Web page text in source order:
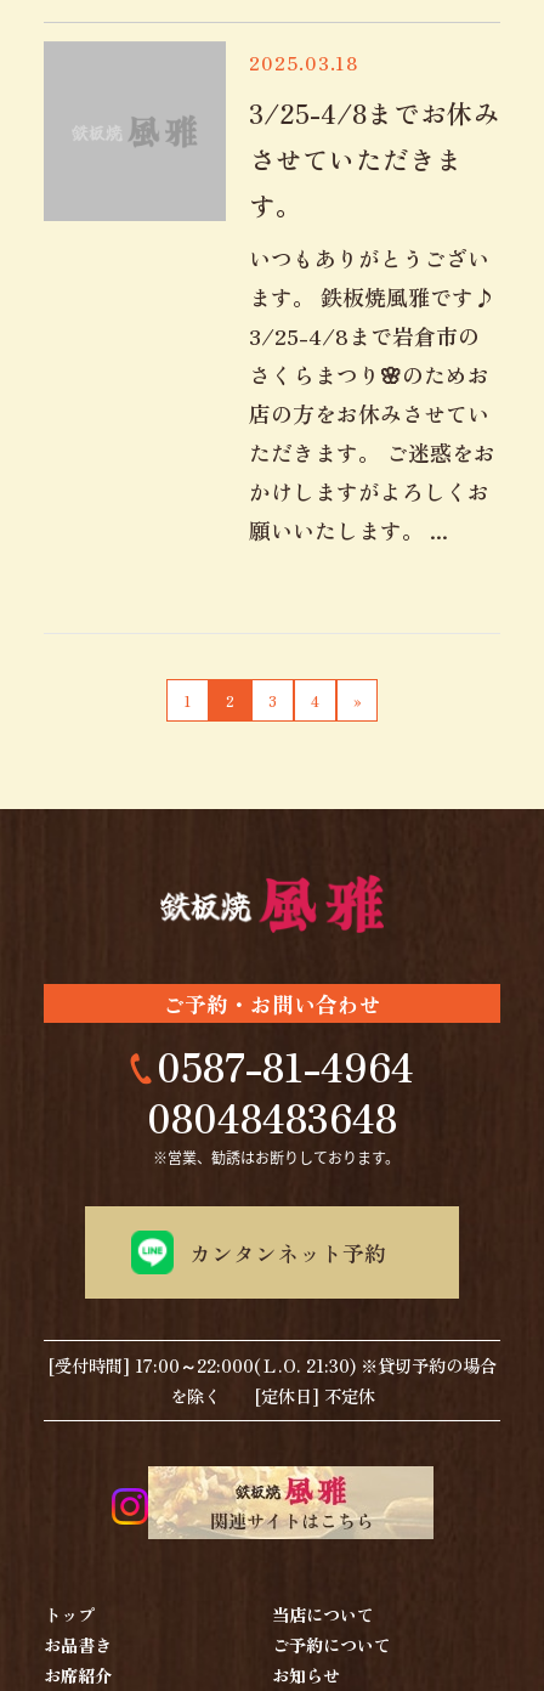
2025.03.18
3/25-4/8までお休み
させていただきま
す。
いつもありがとうござい
ます。 鉄板焼風雅です♪
3/25-4/8まで岩倉市の
さくらまつり🌸のためお
店の方をお休みさせてい
ただきます。 ご迷惑をお
かけしますがよろしくお
願いいたします。 ...
1 2 3 4 »
ご予約・お問い合わせ
0587-81-4964
08048483648
カンタンネット予約
[受付時間] 17:00～22:000(Ｌ.O. 21:30) ※貸切予約の場合
を除く [定休日] 不定休
トップ
当店について
お品書き
ご予約について
お席紹介
お知らせ